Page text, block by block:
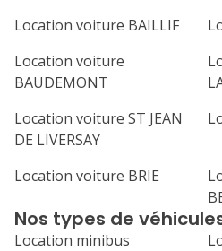
Location voiture BAILLIF
Location voiture
BAUDEMONT
Location voiture ST JEAN
DE LIVERSAY
Location voiture BRIE
Nos types de
Location minibus